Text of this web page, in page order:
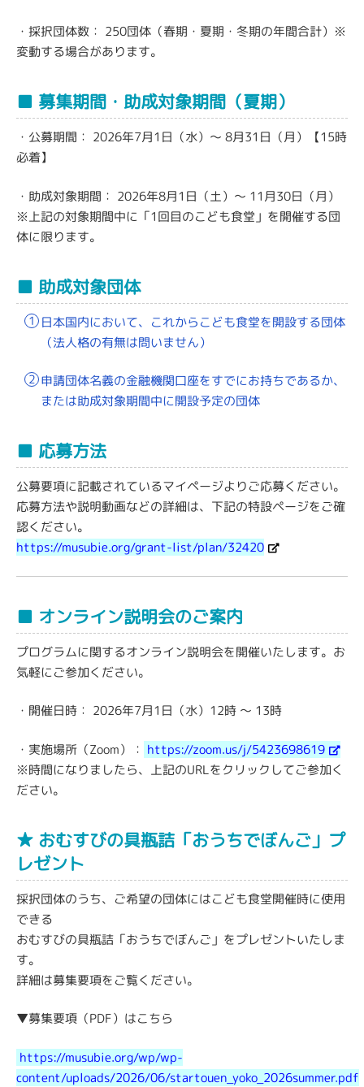
・採択団体数： 250団体（春期・夏期・冬期の年間合計）※
変動する場合があります。
■ 募集期間・助成対象期間（夏期）
・公募期間： 2026年7月1日（水）〜 8月31日（月）
【15時
必着】
・助成対象期間： 2026年8月1日（土）〜 11月30日（月）
※上記の対象期間中に「1回目のこども食堂」を開催する団
体に限ります。
■ 助成対象団体
日本国内において、これからこども食堂を開設する団体
（法人格の有無は問いません）
申請団体名義の金融機関口座をすでにお持ちであるか、
または助成対象期間中に開設予定の団体
■ 応募方法
公募要項に記載されているマイページよりご応募ください。
応募方法や説明動画などの詳細は、下記の特設ページをご確
認ください。
https://musubie.org/grant-list/plan/32420
■ オンライン説明会のご案内
プログラムに関するオンライン説明会を開催いたします。お
気軽にご参加ください。
・開催日時： 2026年7月1日（水）12時 〜 13時
・実施場所（Zoom）： https://zoom.us/j/5423698619
※時間になりましたら、上記のURLをクリックしてご参加く
ださい。
★ おむすびの具瓶詰「おうちでぼんご」プ
レゼント
採択団体のうち、ご希望の団体にはこども食堂開催時に使用
できる
おむすびの具瓶詰「おうちでぼんご」をプレゼントいたしま
す。
詳細は募集要項をご覧ください。
▼募集要項（PDF）はこちら
https://musubie.org/wp/wp-
content/uploads/2026/06/startouen_yoko_2026summer.pdf